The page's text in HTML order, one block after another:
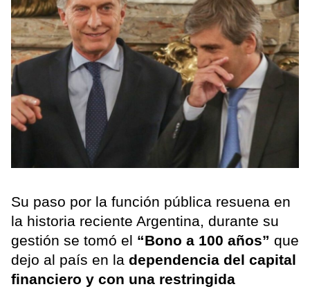
Su paso por la función pública resuena en
la historia reciente Argentina, durante su
gestión se tomó el “Bono a 100 años” que
dejo al país en la dependencia del capital
financiero y con una restringida